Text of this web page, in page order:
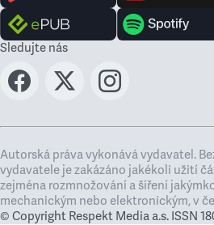
Sledujte nás
Autorská práva vykonává vydavatel.
vydavatele je zakázáno jakékoli užití
zejména rozmnožování a šíření
mechanickým nebo elektronickým, v
© Copyright Respekt Media a.s. ISSN